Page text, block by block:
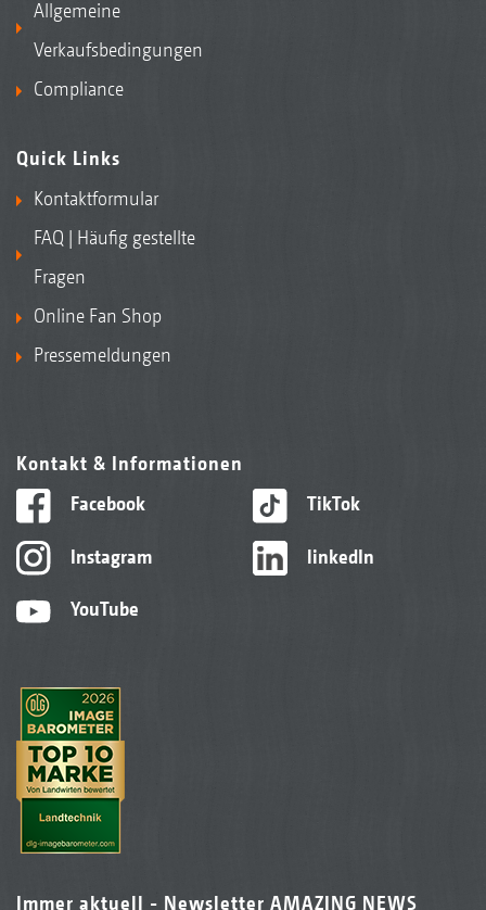
Allgemeine
Verkaufsbedingungen
Compliance
Quick Links
Kontaktformular
FAQ | Häufig gestellte
Fragen
Online Fan Shop
Pressemeldungen
Kontakt & Informationen
Facebook
Instagram
YouTube
TikTok
linkedIn
Immer aktuell - Newsletter AMAZING NEWS